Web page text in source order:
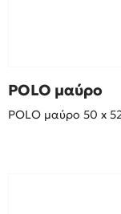
POLO μαύρο
POLO μαύρο 50 x